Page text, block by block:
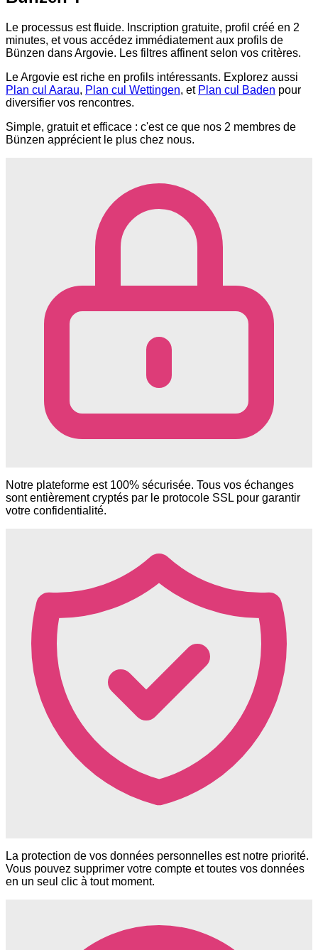
Le processus est fluide. Inscription gratuite, profil créé en 2
minutes, et vous accédez immédiatement aux profils de
Bünzen dans Argovie. Les filtres affinent selon vos critères.
Le Argovie est riche en profils intéressants. Explorez aussi
Plan cul Aarau, Plan cul Wettingen, et Plan cul Baden pour
diversifier vos rencontres.
Simple, gratuit et efficace : c'est ce que nos 2 membres de
Bünzen apprécient le plus chez nous.
Notre plateforme est 100% sécurisée. Tous vos échanges
sont entièrement cryptés par le protocole SSL pour garantir
votre confidentialité.
La protection de vos données personnelles est notre priorité.
Vous pouvez supprimer votre compte et toutes vos données
en un seul clic à tout moment.